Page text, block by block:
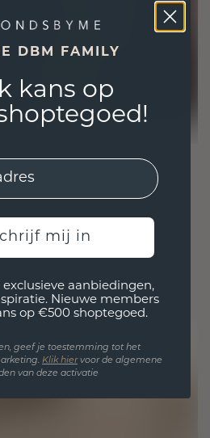
is gericht op verbinding,
om de tand des tijds te
symbool van liefde en
bedoeld om voor altijd te
DBM FAMILY
kans op
mij in
exclusieve aanbiedingen,
Nieuwe members
op €500 shoptegoed.
geef je toestemming tot het
Klik hiervoor de algemene
van deze activatie